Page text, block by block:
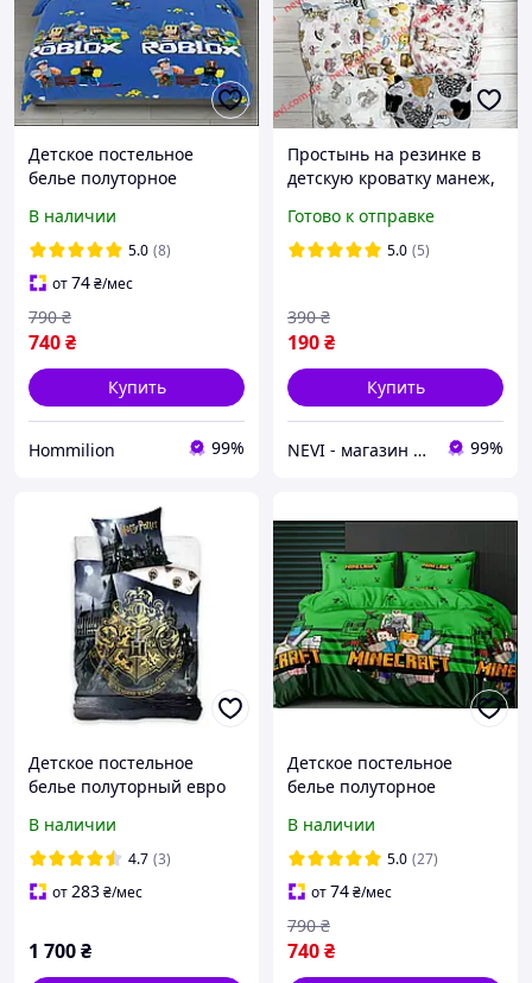
Детское постельное
белье полуторное
наволочкой 50*70 Бязь
Голд
В наличии
5.0 (8)
от74₴/мес
740₴
790 ₴
Купить
Hommilion 99%
Простынь на резинке в
детскую кроватку манеж,
Готово к отправке
5.0 (5)
190₴
390 ₴
Купить
NEVI - магазин детских товаров 99%
Детское постельное
белье полуторный евро
Ночной Хогвартс
В наличии
4.7 (3)
от283₴/мес
1 700₴
Детское постельное
белье полуторное
наволочкой 50*70 Бязь
Голд
В наличии
5.0 (27)
от74₴/мес
740₴
790 ₴